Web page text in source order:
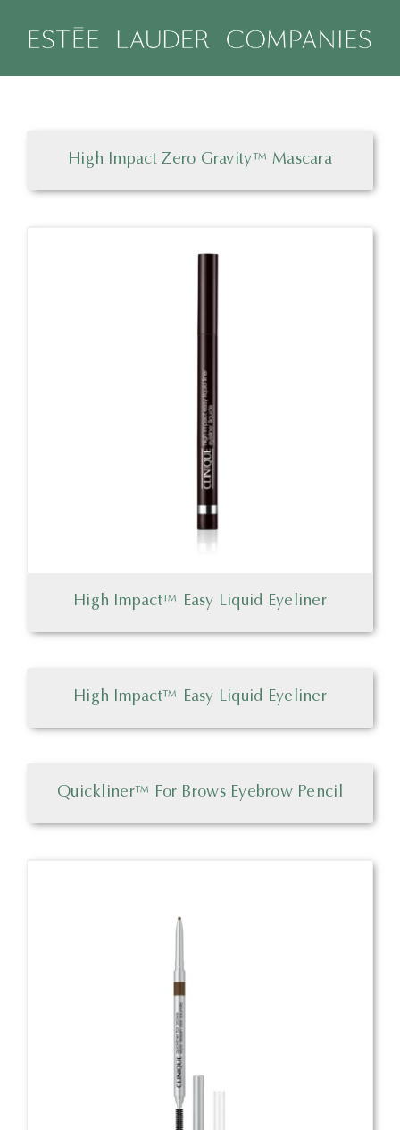
High Impact Zero Gravity™ Mascara
High Impact™ Easy Liquid Eyeliner
High Impact™ Easy Liquid Eyeliner
Quickliner™ For Brows Eyebrow Pencil